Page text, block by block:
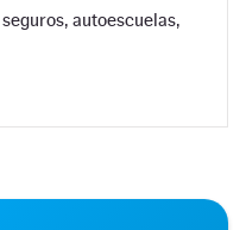
autoescuelas,